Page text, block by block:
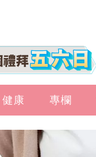
健康 專欄